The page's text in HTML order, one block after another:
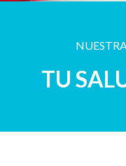
TU